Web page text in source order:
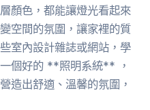
顏色，都能讓燈光看起來
空間的氛圍，讓家裡的質
室內設計雜誌或網站，學
個好的 **照明系統** ，
造出舒適、溫馨的氛圍，